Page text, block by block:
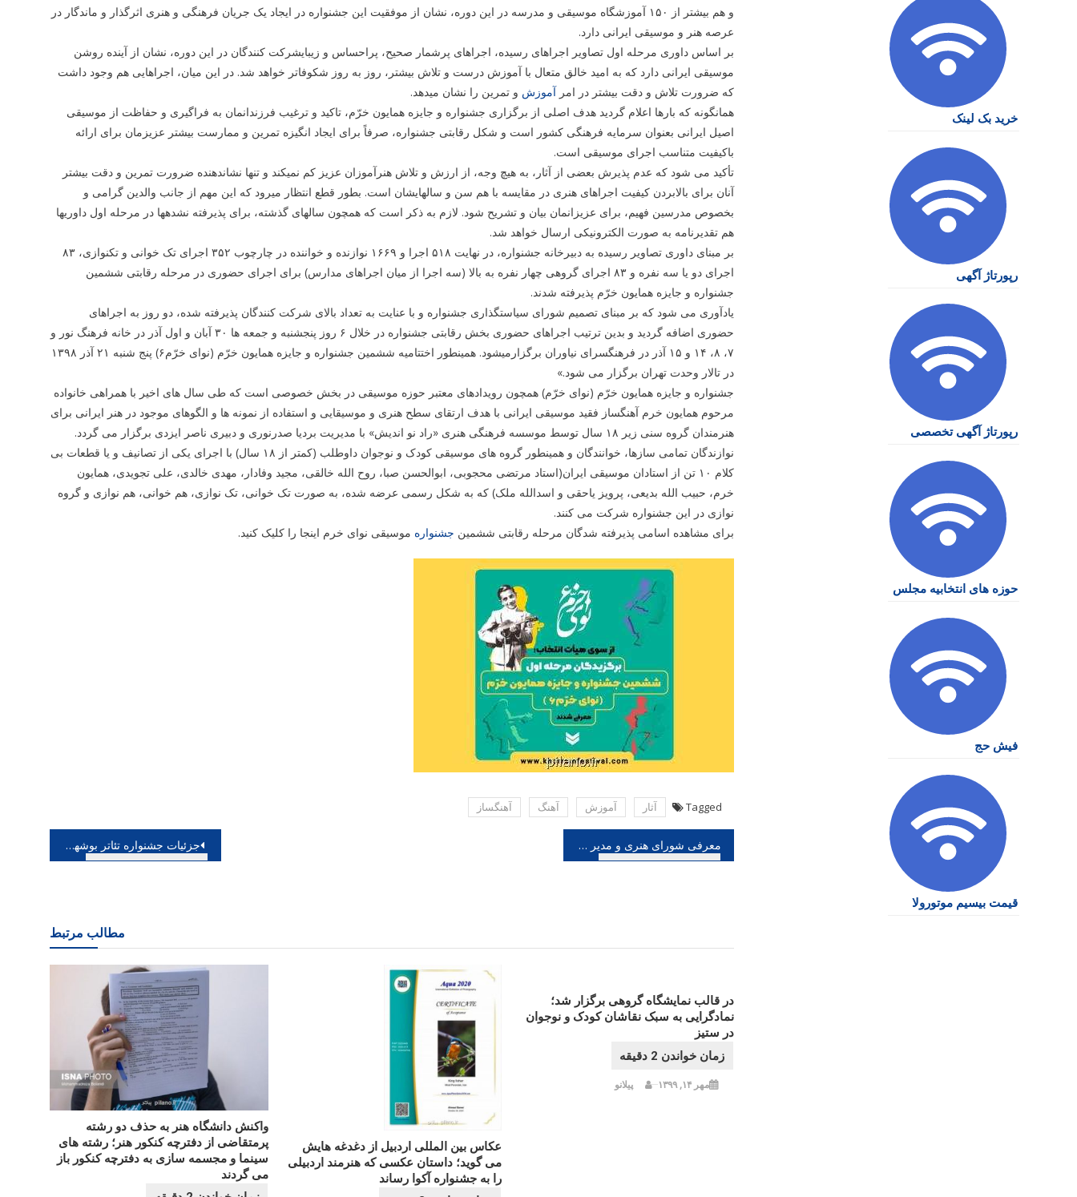
و هم بیشتر از ۱۵۰ آموزشگاه موسیقی و مدرسه در این دوره، نشان از موفقیت این جشنواره در ایجاد یک جریان فرهنگی و هنری اثرگذار و ماندگار در
عرصه هنر و موسیقی ایرانی دارد.
بر اساس داوری مرحله اول تصاویر اجراهای رسیده، اجراهای پرشمار صحیح، پراحساس و زیبایشرکت­ کنندگان در این دوره، نشان از آینده روشن
موسیقی ایرانی دارد که به امید خالق متعال با آموزش درست و تلاش بیشتر، روز به روز شکوفاتر خواهد شد. در این میان، اجراهایی هم وجود داشت
که ضرورت تلاش و دقت بیشتر در امرآموزش و تمرین را نشان می­دهد.
همانگونه که بارها اعلام گردید هدف اصلی از برگزاری جشنواره و جایزه همایون خرّم، تاکید و ترغیب فرزندان­مان به فراگیری و حفاظت از موسیقی
اصیل ایرانی بعنوان سرمایه فرهنگی کشور است و شکل رقابتی جشنواره، صرفاً برای ایجاد انگیزه تمرین و ممارست بیشتر عزیزمان برای ارائه
باکیفیت متناسب اجرای موسیقی است.
تأکید می ­شود که عدم پذیرش بعضی از آثار، به هیچ وجه، از ارزش و تلاش هنرآموزان عزیز کم نمی­کند و تنها نشان­دهنده ضرورت تمرین و دقت بیشتر
آنان برای بالابردن کیفیت اجراهای هنری در مقایسه با هم سن و سال­هایشان است. بطور قطع انتظار می­رود که این مهم از جانب والدین گرامی و
بخصوص مدرسین فهیم، برای عزیزان­مان بیان و تشریح ­شود. لازم به ذکر است که همچون سال­های گذشته، برای پذیرفته نشده­ها در مرحله اول داوری­ها
هم تقدیرنامه به صورت الکترونیکی ارسال خواهد شد.
بر مبنای داوری تصاویر رسیده به دبیرخانه جشنواره، در نهایت ۵۱۸ اجرا و ۱۶۶۹ نوازنده و خواننده در چارچوب ۳۵۲ اجرای تک­ خوانی و تک­نوازی، ۸۳
اجرای دو یا سه نفره و ۸۳ اجرای گروهی چهار نفره به بالا (سه اجرا از میان اجراهای مدارس) برای اجرای حضوری در مرحله رقابتی ششمین
جشنواره و جایزه همایون خرّم پذیرفته شدند.
یادآوری می ­شود که بر مبنای تصمیم شورای سیاست­گذاری جشنواره و با عنایت به تعداد بالای شرکت­ کنندگان پذیرفته شده، دو روز به اجراهای
حضوری اضافه گردید و بدین ترتیب اجراهای حضوری بخش رقابتی جشنواره در خلال ۶ روز پنج­شنبه و جمعه­ ها ۳۰ آبان و اول آذر در خانه فرهنگ نور و
۷، ۸، ۱۴ و ۱۵ آذر در فرهنگسرای نیاوران برگزارمی­شود. همینطور اختتامیه ششمین جشنواره و جایزه همایون خرّم (نوای خرّم۶) پنج شنبه ۲۱ آذر ۱۳۹۸
در تالار وحدت تهران برگزار می شود.»
جشنواره و جایزه همایون خرّم (نوای خرّم) همچون رویدادهای معتبر حوزه موسیقی در بخش خصوصی است که طی سال های اخیر با همراهی خانواده
مرحوم همایون خرم آهنگساز فقید موسیقی ایرانی با هدف ارتقای سطح هنری و موسیقایی و استفاده از نمونه ها و الگوهای موجود در هنر ایرانی برای
هنرمندان گروه سنی زیر ۱۸ سال توسط موسسه فرهنگی هنری «راد نو اندیش» با مدیریت بردیا صدرنوری و دبیری ناصر ایزدی برگزار می گردد.
نوازندگان تمامی سازها، خوانندگان و همینطور گروه های موسیقی کودک و نوجوان داوطلب (کمتر از ۱۸ سال) با اجرای یکی از تصانیف و یا قطعات بی
کلام ۱۰ تن از استادان موسیقی ایران(استاد مرتضی محجوبی، ابوالحسن صبا، روح الله خالقی، مجید وفادار، مهدی خالدی، علی تجویدی، همایون
خرم، حبیب الله بدیعی، پرویز یاحقی و اسدالله ملک) که به شکل رسمی عرضه شده، به صورت تک خوانی، تک نوازی، هم خوانی، هم نوازی و گروه
نوازی در این جشنواره شرکت می کنند.
برای مشاهده اسامی پذیرفته­ شدگان مرحله رقابتی ششمین جشنواره موسیقی نوای خرم اینجا را کلیک کنید.
Tagged آثار آموزش آهنگ آهنگساز
راهبری
جزئیات جشنواره تئاتر بوشهر تشریح شد معرفی شورای هنری و مدیر اجرایی هشتمین دوره ۱۰ روز با عکاسان
مطالب مرتبط
واکنش دانشگاه هنر به حذف دو رشته
پرمتقاضی از دفترچه کنکور هنر؛ رشته های
سینما و مجسمه سازی به دفترچه کنکور باز
می گردند
عکاس بین المللی اردبیل از دغدغه هایش
می گوید؛ داستان عکسی که هنرمند اردبیلی
را به جشنواره آکوا رساند
در قالب نمایشگاه گروهی برگزار شد؛
نمادگرایی به سبک نقاشان کودک و نوجوان
در ستیز
مهر ۱۴, ۱۳۹۹ پیلانو
خرید بک لینک
رپورتاژ آگهی
رپورتاژ آگهی تخصصی
حوزه های انتخابیه مجلس
فیش حج
قیمت بیسیم موتورولا